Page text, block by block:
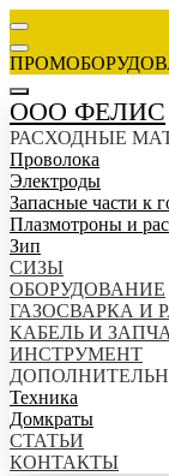
ООО ФЕЛИС
РАСХОДНЫЕ
Проволока
Электроды
Запасные части к
Плазмотроны и
Зип
СИЗЫ
ОБОРУДОВАНИЕ
ГАЗОСВАРКА И
КАБЕЛЬ И
ИНСТРУМЕНТ
Техника
Домкраты
СТАТЬИ
КОНТАКТЫ